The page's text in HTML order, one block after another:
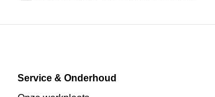
Service & Onderhoud